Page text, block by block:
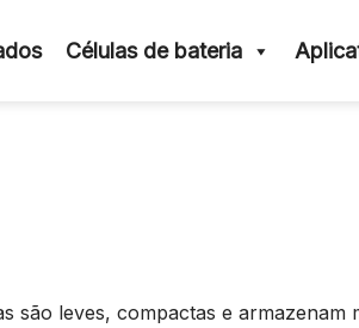
Células de bateria
são leves, compactas e armazenam